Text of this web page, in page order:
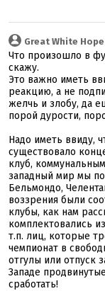
Great White Hope
Что произошло в
скажу.
Это важно иметь
реакцию, а не
желчь и злобу, да
порой дурости,
Надо иметь ввиду,
существовало
клуб,
западный мир мы
Бельмондо,
воззрения были
клубы, как нам
комплектовались
т.п. лиц, которые
чемпионат в
отгулы или отпуск
Западе
сработать!